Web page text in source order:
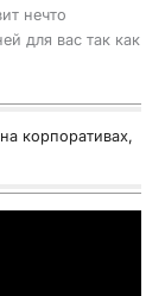
нечто
для вас так как
корпоративах,